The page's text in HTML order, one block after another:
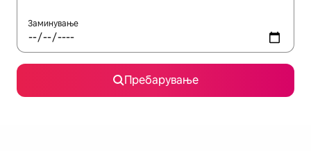
Заминување
Пребарување